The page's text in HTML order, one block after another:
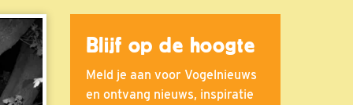
Blijf op de hoogte
Meld je aan voor Vogelnieuws
en ontvang nieuws, inspiratie